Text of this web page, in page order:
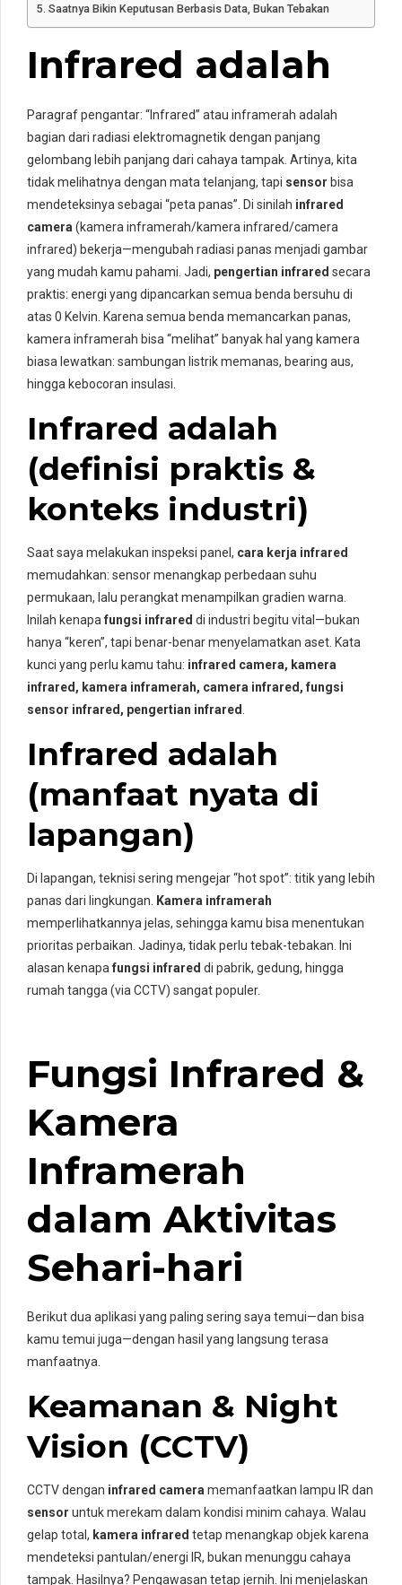
Saatnya Bikin Keputusan Berbasis Data, Bukan Tebakan
Infrared adalah
Paragraf pengantar: “Infrared” atau inframerah adalah
bagian dari radiasi elektromagnetik dengan panjang
gelombang lebih panjang dari cahaya tampak. Artinya, kita
tidak melihatnya dengan mata telanjang, tapi sensor bisa
mendeteksinya sebagai “peta panas”. Di sinilah infrared
camera (kamera inframerah/kamera infrared/camera
infrared) bekerja—mengubah radiasi panas menjadi gambar
yang mudah kamu pahami. Jadi, pengertian infrared secara
praktis: energi yang dipancarkan semua benda bersuhu di
atas 0 Kelvin. Karena semua benda memancarkan panas,
kamera inframerah bisa “melihat” banyak hal yang kamera
biasa lewatkan: sambungan listrik memanas, bearing aus,
hingga kebocoran insulasi.
Infrared adalah
(definisi praktis &
konteks industri)
Saat saya melakukan inspeksi panel, cara kerja infrared
memudahkan: sensor menangkap perbedaan suhu
permukaan, lalu perangkat menampilkan gradien warna.
Inilah kenapa fungsi infrared di industri begitu vital—bukan
hanya “keren”, tapi benar-benar menyelamatkan aset. Kata
kunci yang perlu kamu tahu: infrared camera, kamera
infrared, kamera inframerah, camera infrared, fungsi
sensor infrared, pengertian infrared
Infrared adalah
(manfaat nyata di
lapangan)
Di lapangan, teknisi sering mengejar “hot spot”: titik yang lebih
panas dari lingkungan. Kamera inframerah
memperlihatkannya jelas, sehingga kamu bisa menentukan
prioritas perbaikan. Jadinya, tidak perlu tebak-tebakan. Ini
alasan kenapa fungsi infrared di pabrik, gedung, hingga
rumah tangga (via CCTV) sangat populer.
Fungsi Infrared &
Kamera
Inframerah
dalam Aktivitas
Sehari-hari
Berikut dua aplikasi yang paling sering saya temui—dan bisa
kamu temui juga—dengan hasil yang langsung terasa
manfaatnya.
Keamanan & Night
Vision (CCTV)
CCTV dengan infrared cameramemanfaatkan lampu IR dan
sensor untuk merekam dalam kondisi minim cahaya. Walau
gelap total, kamera infrared tetap menangkap objek karena
mendeteksi pantulan/energi IR, bukan menunggu cahaya
tampak. Hasilnya? Pengawasan tetap jernih. Ini menjelaskan